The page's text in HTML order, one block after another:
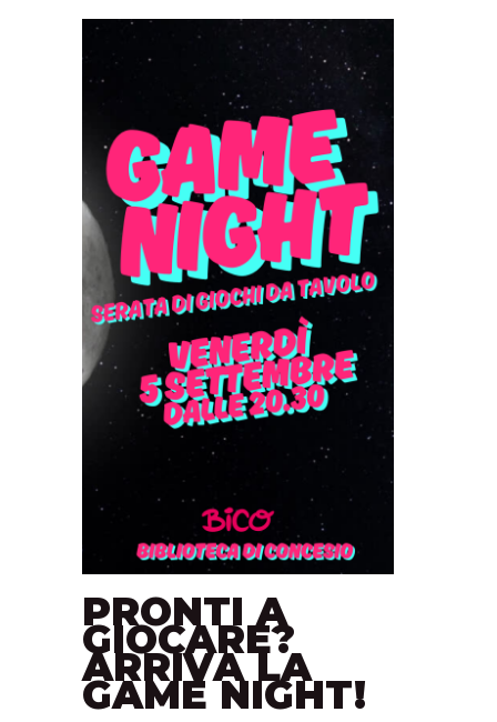
PRONTI A
GIOCARE?
ARRIVA LA
GAME NIGHT!